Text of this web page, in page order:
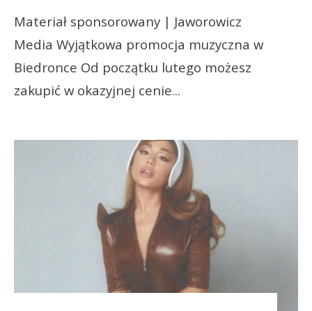
Materiał sponsorowany | Jaworowicz
Media Wyjątkowa promocja muzyczna w
Biedronce Od początku lutego możesz
zakupić w okazyjnej cenie...